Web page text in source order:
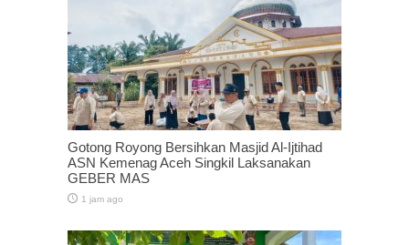
Gotong Royong Bersihkan Masjid Al-Ijtihad
ASN Kemenag Aceh Singkil Laksanakan
GEBER MAS
1 jam ago